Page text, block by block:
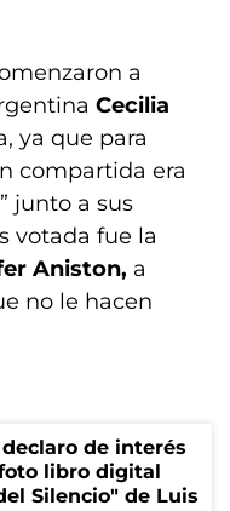
a
Cecilia
ya que para
compartida era
junto a sus
votada fue la
Aniston, a
no le hacen
de interés
libro digital
Silencio" de Luis